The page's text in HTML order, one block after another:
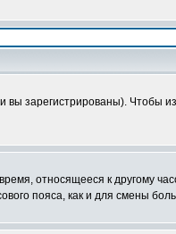
вы зарегистрированы). Чтобы
относящееся к другому
пояса, как и для смены